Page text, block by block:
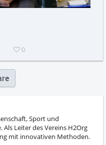
0
Sport und
Leiter des Vereins H2Org
mit innovativen Methoden.